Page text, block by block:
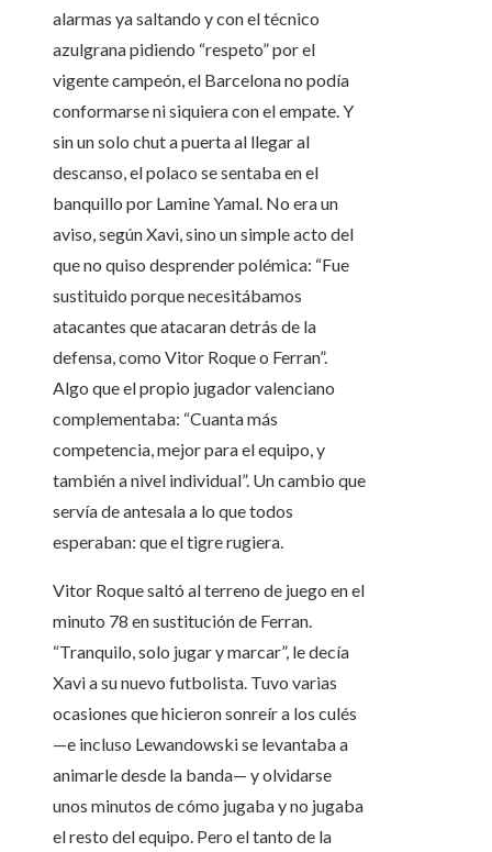
alarmas ya saltando y con el técnico
azulgrana pidiendo “respeto” por el
vigente campeón, el Barcelona no podía
conformarse ni siquiera con el empate. Y
sin un solo chut a puerta al llegar al
descanso, el polaco se sentaba en el
banquillo por Lamine Yamal. No era un
aviso, según Xavi, sino un simple acto del
que no quiso desprender polémica: “Fue
sustituido porque necesitábamos
atacantes que atacaran detrás de la
defensa, como Vitor Roque o Ferran”.
Algo que el propio jugador valenciano
complementaba: “Cuanta más
competencia, mejor para el equipo, y
también a nivel individual”. Un cambio que
servía de antesala a lo que todos
esperaban: que el tigre rugiera.
Vitor Roque saltó al terreno de juego en el
minuto 78 en sustitución de Ferran.
“Tranquilo, solo jugar y marcar”, le decía
Xavi a su nuevo futbolista. Tuvo varias
ocasiones que hicieron sonreír a los culés
—e incluso Lewandowski se levantaba a
animarle desde la banda— y olvidarse
unos minutos de cómo jugaba y no jugaba
el resto del equipo. Pero el tanto de la